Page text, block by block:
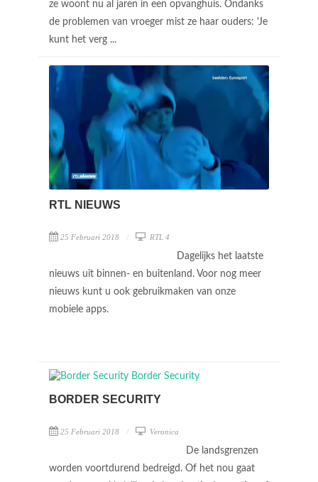
ze woont nu al jaren in een opvanghuis. Ondanks
de problemen van vroeger mist ze haar ouders: 'Je
kunt het verg ...
RTL NIEUWS
25 Februari 2018 RTL 4
Dagelijks het laatste
nieuws uit binnen- en buitenland. Voor nog meer
nieuws kunt u ook gebruikmaken van onze
mobiele apps.
BORDER SECURITY
25 Februari 2018 Veronica
De landsgrenzen
worden voortdurend bedreigd. Of het nou gaat